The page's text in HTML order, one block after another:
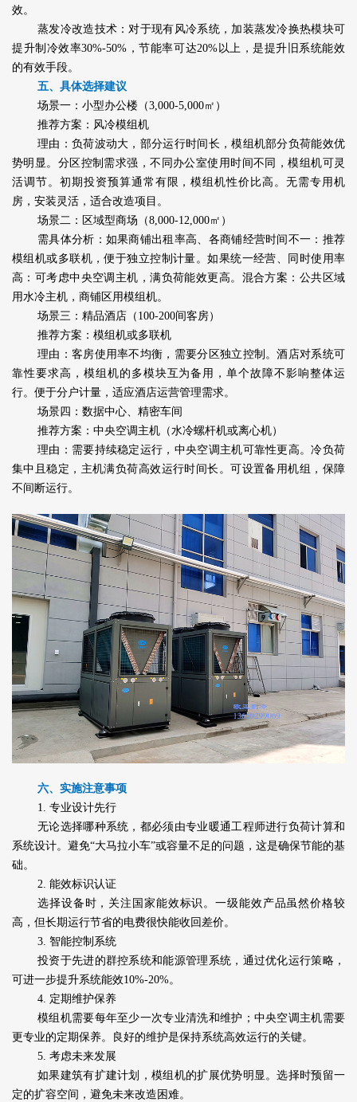
效。
蒸发冷改造技术：对于现有风冷系统，加装蒸发冷换热模块可
提升制冷效率30%-50%，节能率可达20%以上，是提升旧系统能效
的有效手段。
五、具体选择建议
场景一：小型办公楼（3,000-5,000㎡）
推荐方案：风冷模组机
理由：负荷波动大，部分运行时间长，模组机部分负荷能效优
势明显。分区控制需求强，不同办公室使用时间不同，模组机可灵
活调节。初期投资预算通常有限，模组机性价比高。无需专用机
房，安装灵活，适合改造项目。
场景二：区域型商场（8,000-12,000㎡）
需具体分析：如果商铺出租率高、各商铺经营时间不一：推荐
模组机或多联机，便于独立控制计量。如果统一经营、同时使用率
高：可考虑中央空调主机，满负荷能效更高。混合方案：公共区域
用水冷主机，商铺区用模组机。
场景三：精品酒店（100-200间客房）
推荐方案：模组机或多联机
理由：客房使用率不均衡，需要分区独立控制。酒店对系统可
靠性要求高，模组机的多模块互为备用，单个故障不影响整体运
行。便于分户计量，适应酒店运营管理需求。
场景四：数据中心、精密车间
推荐方案：中央空调主机（水冷螺杆机或离心机）
理由：需要持续稳定运行，中央空调主机可靠性更高。冷负荷
集中且稳定，主机满负荷高效运行时间长。可设置备用机组，保障
不间断运行。
六、实施注意事项
1. 专业设计先行
无论选择哪种系统，都必须由专业暖通工程师进行负荷计算和
系统设计。避免“大马拉小车”或容量不足的问题，这是确保节能的基
础。
2. 能效标识认证
选择设备时，关注国家能效标识。一级能效产品虽然价格较
高，但长期运行节省的电费很快能收回差价。
3. 智能控制系统
投资于先进的群控系统和能源管理系统，通过优化运行策略，
可进一步提升系统能效10%-20%。
4. 定期维护保养
模组机需要每年至少一次专业清洗和维护；中央空调主机需要
更专业的定期保养。良好的维护是保持系统高效运行的关键。
5. 考虑未来发展
如果建筑有扩建计划，模组机的扩展优势明显。选择时预留一
定的扩容空间，避免未来改造困难。